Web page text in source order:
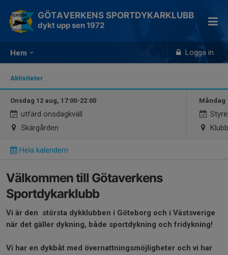
Hem Logga in
GÖTAVERKENS SPORTDYKARKLUBB
dykt upp sen 1972
Aktiviteter
Onsdag 12 aug, 17:00-22:00
utfärd onsdagkväll
Skärgården
Måndag
Hela kalendern
Välkommen till Götaverkens
Sportdykarklubb
Vi är den största dykklubben i Göteborg och i Västsverige
när det gäller dykning, både sportdykning och fridykning!
Vi har en dykbåt med övernattningsmöjligheter och vi har